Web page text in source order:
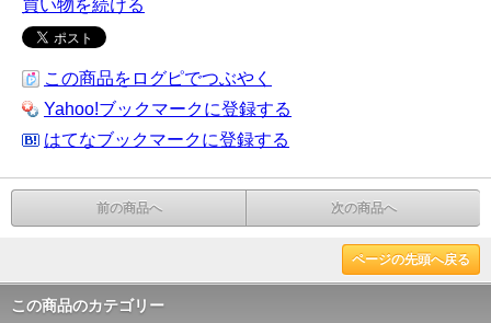
買い物を続ける
この商品をログピでつぶやく
Yahoo!ブックマークに登録する
はてなブックマークに登録する
前の商品へ 次の商品へ
ページの先頭へ戻る
この商品のカテゴリー